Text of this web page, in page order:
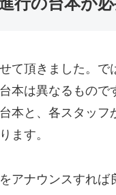
て頂きました。
本は異なるもの
本と、各スタッ
ます。
アナウンスすれ